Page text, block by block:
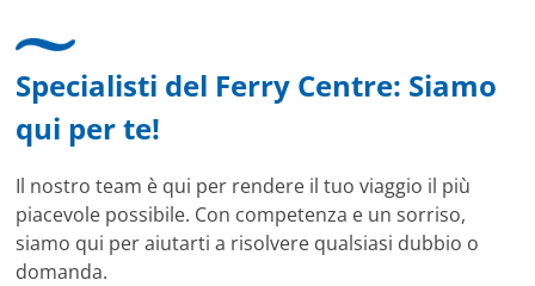
Specialisti del Ferry Centre: Siamo
qui per te!
Il nostro team è qui per rendere il tuo viaggio il più
piacevole possibile. Con competenza e un sorriso,
siamo qui per aiutarti a risolvere qualsiasi dubbio o
domanda.